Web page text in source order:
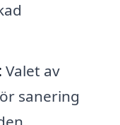
Valet av
sanering